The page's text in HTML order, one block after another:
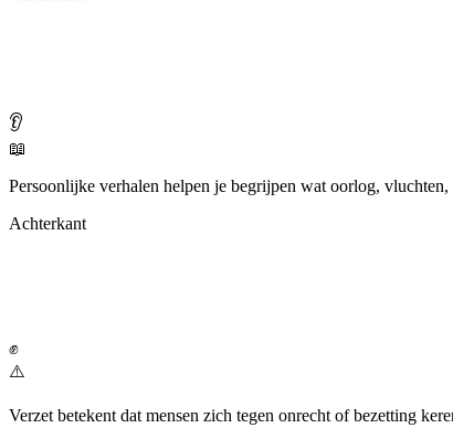
👂
📖
Persoonlijke verhalen helpen je begrijpen wat oorlog,
Achterkant
✊
⚠️
Verzet betekent dat mensen zich tegen onrecht of bezetting